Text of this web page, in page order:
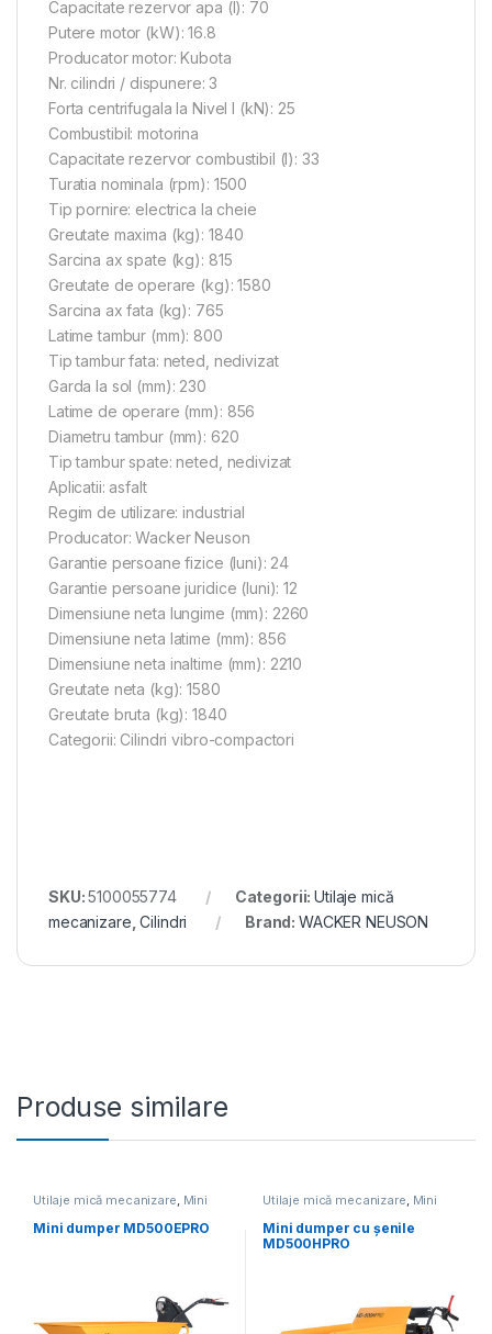
Capacitate rezervor apa (l): 70
Putere motor (kW): 16.8
Producator motor: Kubota
Nr. cilindri / dispunere: 3
Forta centrifugala la Nivel I (kN): 25
Combustibil: motorina
Capacitate rezervor combustibil (l): 33
Turatia nominala (rpm): 1500
Tip pornire: electrica la cheie
Greutate maxima (kg): 1840
Sarcina ax spate (kg): 815
Greutate de operare (kg): 1580
Sarcina ax fata (kg): 765
Latime tambur (mm): 800
Tip tambur fata: neted, nedivizat
Garda la sol (mm): 230
Latime de operare (mm): 856
Diametru tambur (mm): 620
Tip tambur spate: neted, nedivizat
Aplicatii: asfalt
Regim de utilizare: industrial
Producator: Wacker Neuson
Garantie persoane fizice (luni): 24
Garantie persoane juridice (luni): 12
Dimensiune neta lungime (mm): 2260
Dimensiune neta latime (mm): 856
Dimensiune neta inaltime (mm): 2210
Greutate neta (kg): 1580
Greutate bruta (kg): 1840
Categorii: Cilindri vibro-compactori
SKU:5100055774 Categorii:Utilaje mică
mecanizare ,Cilindri Brand: WACKER NEUSON
Produse similare
Utilaje mică mecanizare, Mini
Mini dumper MD500EPRO
Utilaje mică mecanizare, Mini
Mini dumper cu șenile
MD500HPRO